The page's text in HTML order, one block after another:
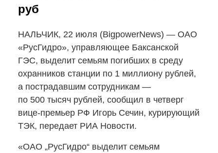
руб
НАЛЬЧИК, 22 июля (BigpowerNews) — ОAО
«РусГидро», управляющее Баксанской
ГЭС, выделит семьям погибших в среду
охранников станции по 1 миллиону рублей,
а пострадавшим сотрудникам —
по 500 тысяч рублей, сообщил в четверг
вице-премьер РФ Игорь Сечин, курирующий
ТЭК, передает РИА Новости.
«ОAО „РусГидро“ выделит семьям